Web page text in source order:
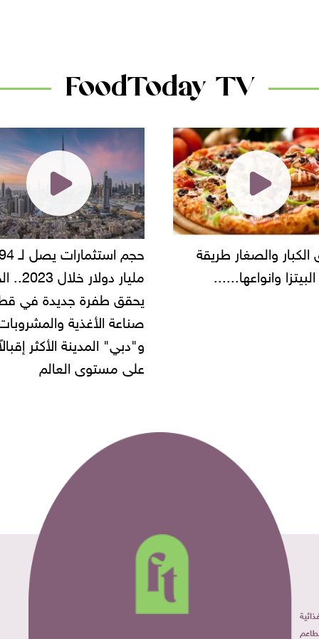
FoodToday TV
حجم استثمارات يصل لـ 94
"أمن القاهرة" يضبط
شركة مطاعم استولى على
أموال المواطنين بزعم